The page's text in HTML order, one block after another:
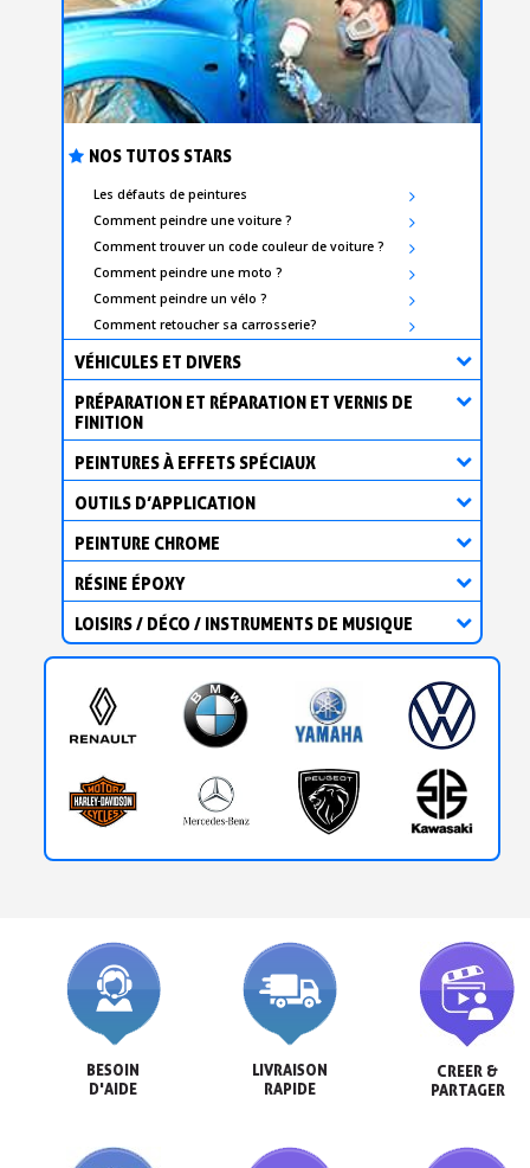
NOS TUTOS STARS
Les défauts de peintures
Comment peindre une voiture ?
Comment trouver un code couleur de voiture ?
Comment peindre une moto ?
Comment peindre un vélo ?
Comment retoucher sa carrosserie?
VÉHICULES ET DIVERS
PRÉPARATION ET RÉPARATION ET VERNIS DE
FINITION
PEINTURES À EFFETS SPÉCIAUX
OUTILS D’APPLICATION
PEINTURE CHROME
RÉSINE ÉPOXY
LOISIRS / DÉCO / INSTRUMENTS DE MUSIQUE
BESOIN
D'AIDE
LIVRAISON
RAPIDE
CREER &
PARTAGER